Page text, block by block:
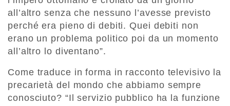
all’altro senza che nessuno l’avesse previsto
perché era pieno di debiti. Quei debiti non
erano un problema politico poi da un momento
all’altro lo diventano”.
Come traduce in forma in racconto televisivo la
precarietà del mondo che abbiamo sempre
conosciuto? “Il servizio pubblico ha la funzione